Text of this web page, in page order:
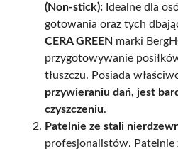
(Non-stick): Idealne dla
gotowania oraz tych
CERA GREEN marki
przygotowywanie
tłuszczu. Posiada
przywieraniu dań, jest
czyszczeniu.
Patelnie ze stali
profesjonalistów. Patelnie